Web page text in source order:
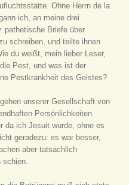
Ohne Herrn de la
ich, an meine drei
pathetische Briefe über
schreiben, und teilte ihnen
du weißt, mein lieber Leser,
Pest, und was ist der
Pestkrankheit des Geistes?
unserer Gesellschaft von
Persönlichkeiten
da ich Jesuit wurde, ohne es
geradezu: es war besser,
aber tatsächlich